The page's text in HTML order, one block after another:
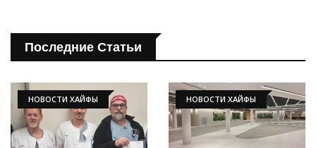
Последние Статьи
НОВОСТИ ХАЙФЫ НОВОСТИ ХАЙФЫ